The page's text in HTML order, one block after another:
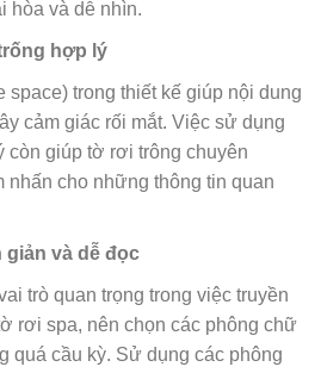
hòa và dễ nhìn.
hợp lý
space) trong thiết kế giúp nội dung
cảm giác rối mắt. Việc sử dụng
còn giúp tờ rơi trông chuyên
nhấn cho những thông tin quan
và dễ đọc
trò quan trọng trong việc truyền
rơi spa, nên chọn các phông chữ
quá cầu kỳ. Sử dụng các phông